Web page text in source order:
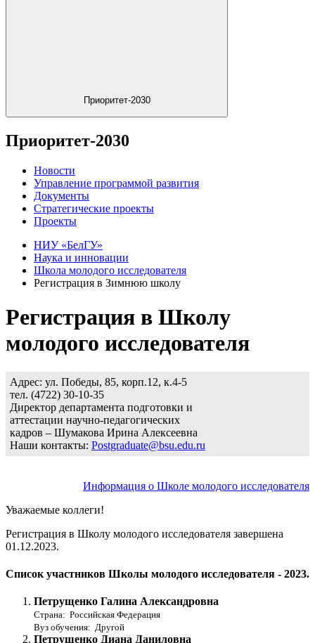
Приоритет-2030
Приоритет-2030
Новости
Управление программой развития
Документы
Стратегические проекты
Проекты
НИУ «БелГУ»
Наука и инновации
Школа молодого исследователя
Регистрация в Зимнюю школу
Регистрация в Школу
молодого исследователя
Адрес: ул. Победы, 85, корп.12, к.4-5
тел. (4722) 30-10-35
Директор департамента подготовки и
аттестации научно-педагогических
кадров – Шумакова Ирина Алексеевна
Наши контакты: Postgraduate@bsu.edu.ru
Информация о Школе молодого исследователя
Уважаемые коллеги!
Регистрация в Школу молодого исследователя завершена
01.12.2023.
Список участников Школы молодого исследователя - 2023.
Петрущенко Галина Александровна
Страна: Российская Федерация
Вуз обучения: Другой
Петрущенко Диана Даниловна